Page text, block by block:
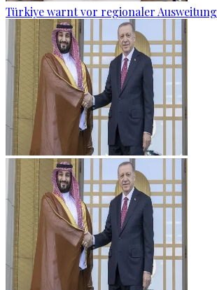
Türkiye warnt vor regionaler